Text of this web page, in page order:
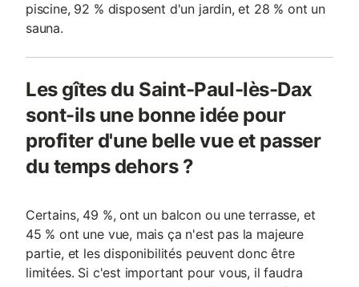
piscine, 92 % disposent d'un jardin, et 28 % ont un
sauna.
Les gîtes du Saint-Paul-lès-Dax
sont-ils une bonne idée pour
profiter d'une belle vue et passer
du temps dehors ?
Certains, 49 %, ont un balcon ou une terrasse, et
45 % ont une vue, mais ça n'est pas la majeure
partie, et les disponibilités peuvent donc être
limitées. Si c'est important pour vous, il faudra